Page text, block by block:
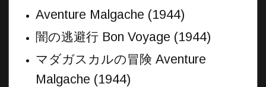
Aventure Malgache (1944)
闇の逃避行 Bon Voyage (1944)
マダガスカルの冒険 Aventure
Malgache (1944)